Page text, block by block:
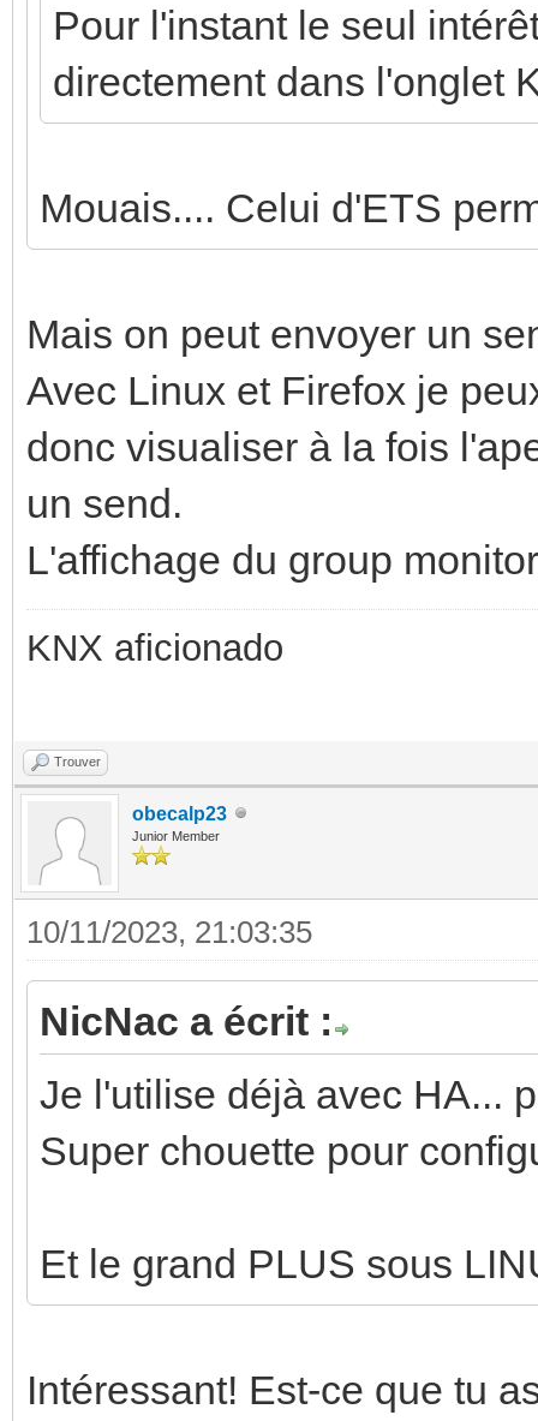
Pour l'instant le seul
directement dans l'onglet
Mouais.... Celui d'ETS
Mais on peut envoyer un
Avec Linux et Firefox je
donc visualiser à la fois
un send.
L'affichage du group
KNX aficionado
Trouver
obecalp23
Junior Member
10/11/2023, 21:03:35
NicNac a écrit :
Je l'utilise déjà avec HA...
Super chouette pour
Et le grand PLUS sous
Intéressant! Est-ce que tu